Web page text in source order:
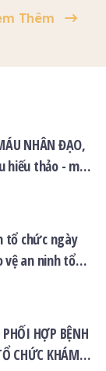
0 đồng, dưới
Thêm
NHÂN ĐẠO,
hiếu thảo - mùa
tổ chức ngày
vệ an ninh tổ
HỢP BỆNH
CHỨC KHÁM